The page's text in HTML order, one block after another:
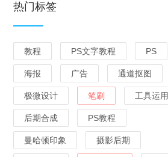
热门标签
教程 PS文字教程 PS
海报 广告 通道抠图
极微设计 笔刷 工具运用
后期合成 PS教程
曼哈顿印象 摄影后期